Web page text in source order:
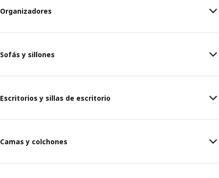
Organizadores
Sofás y sillones
Escritorios y sillas de escritorio
Camas y colchones